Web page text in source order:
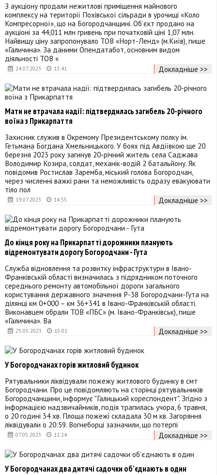
24.07.2023 13:41
З аукціону продали нежитлові приміщення майнового
комплексу на території Похівської сільради в урочищі «Коло
Компресорної», що на Богородчанщині. Об’єкт продано на
аукціоні за 44,011 млн гривень при початковій ціні 1,07 млн.
Найвищу ціну запропонувало ТОВ «Норт-Ленд» (м.Київ), пише
«Галичина». За даними Опендатабот, основним видом
діяльності ТОВ «
Докладніше >>
19.07.2023 14:55
Мати не втрачала надії: підтвердилась загибель 20-річного
воїна з Прикарпаття
Захисник служив в Окремому Президентському полку ім.
Гетьмана Богдана Хмельницького. У боях під Авдіївкою ще 20
березня 2023 року загинув 20-річний житель села Саджава
Володимир Козира, солдат, механік-водій 2 батальйону. Як
повідомив Ростислав Заремба, міський голова Богородчан,
через численні важкі рани та неможливість одразу евакуювати
тіло пол
Докладніше >>
25.05.2023 15:01
До кінця року на Прикарпатті дорожники планують
відремонтувати дорогу Богородчани - Гута
Служба відновлення та розвитку інфраструктури в Івано-
Франківській області визначилась з підрядником поточного
середнього ремонту автомобільної дороги загального
користування державного значення Р-38 Богородчани-Гута на
ділянці км 0+000 – км 36+341 в Івано-Франківській області.
Виконавцем обрали ТОВ «ПБС» (м. Івано-Франківськ), пише
«Галичина». Ва
Докладніше >>
07.05.2023 11:24
У Богородчанах горів житловий будинок
Рятувальники ліквідували пожежу житлового будинку в смт
Богородчани. Про це повідомляють на сторінці рятувальників
Богородчанщини, інформує "Галицький кореспондент". Згідно з
інформацією надзвичайників, подія трапилась учора, 6 травня,
о 20 годині 34 хв. Площа пожежі складала 30 м кв. Загоряння
ліквідували о 20:59. Вогнеборці зазначили, що потерпі
Докладніше >>
У Богородчанах два дитячі садочки об’єднають в один